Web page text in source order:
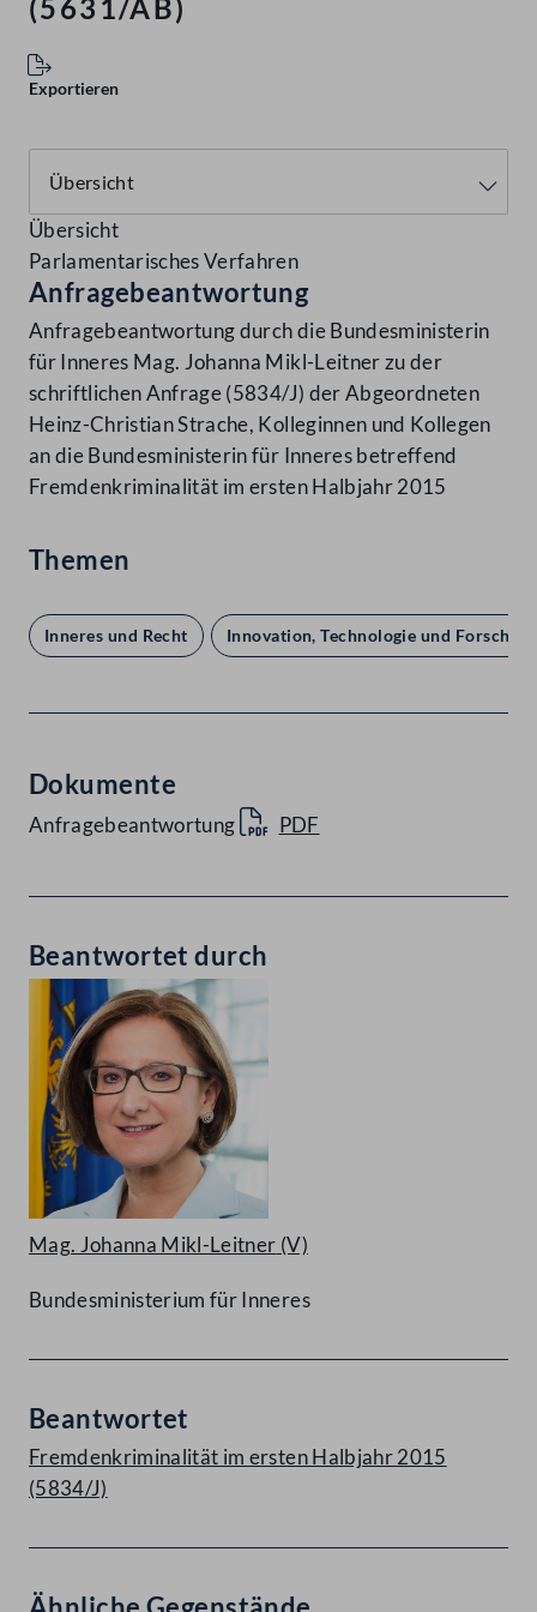
(5631/AB)
Exportieren
Übersicht
Parlamentarisches Verfahren
Anfragebeantwortung
Anfragebeantwortung durch die Bundesministerin
für Inneres Mag. Johanna Mikl-Leitner zu der
schriftlichen Anfrage (5834/J) der Abgeordneten
Heinz-Christian Strache, Kolleginnen und Kollegen
an die Bundesministerin für Inneres betreffend
Fremdenkriminalität im ersten Halbjahr 2015
Themen
Inneres und Recht Innovation, Technologie und
Dokumente
Anfragebeantwortung PDF
Beantwortet durch
Mag. Johanna Mikl-Leitner (V)
Bundesministerium für Inneres
Beantwortet
Fremdenkriminalität im ersten Halbjahr 2015
(5834/J)